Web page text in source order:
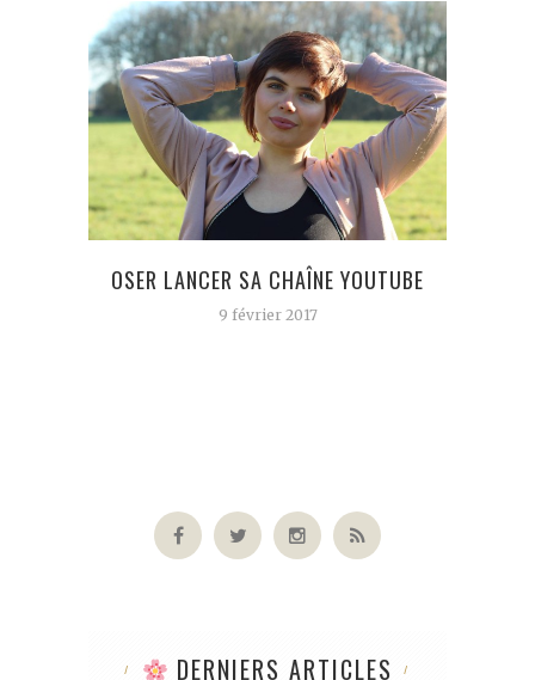
OSER LANCER SA CHAÎNE YOUTUBE
9 février 2017
DERNIERS ARTICLES